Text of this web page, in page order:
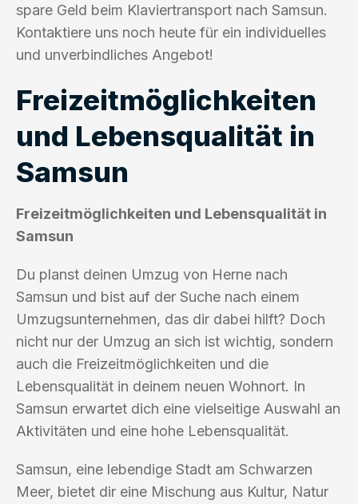
spare Geld beim Klaviertransport nach Samsun.
Kontaktiere uns noch heute für ein individuelles
und unverbindliches Angebot!
Freizeitmöglichkeiten
und Lebensqualität in
Samsun
Freizeitmöglichkeiten und Lebensqualität in
Samsun
Du planst deinen Umzug von Herne nach
Samsun und bist auf der Suche nach einem
Umzugsunternehmen, das dir dabei hilft? Doch
nicht nur der Umzug an sich ist wichtig, sondern
auch die Freizeitmöglichkeiten und die
Lebensqualität in deinem neuen Wohnort. In
Samsun erwartet dich eine vielseitige Auswahl an
Aktivitäten und eine hohe Lebensqualität.
Samsun, eine lebendige Stadt am Schwarzen
Meer, bietet dir eine Mischung aus Kultur, Natur